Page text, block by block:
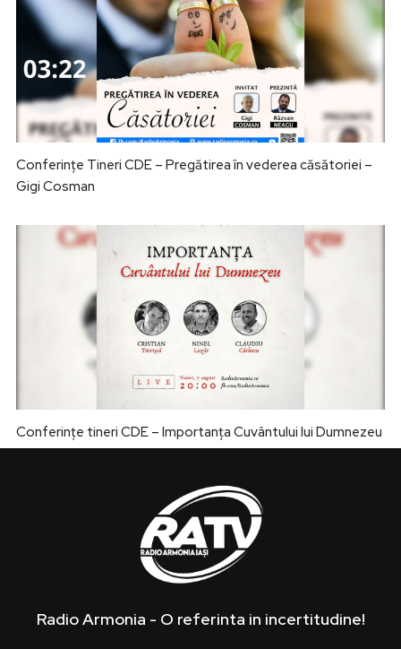
Conferințe Tineri CDE – Pregătirea în vederea căsătoriei –
Gigi Cosman
Conferințe tineri CDE – Importanța Cuvântului lui Dumnezeu
Radio Armonia - O referinta in incertitudine!